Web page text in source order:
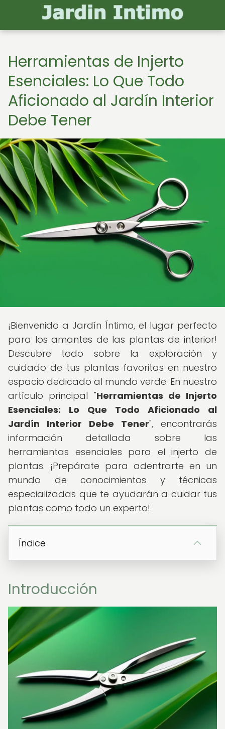
Herramientas de Injerto
Esenciales: Lo Que Todo
Aficionado al Jardín Interior
Debe Tener
¡Bienvenido a Jardín Íntimo, el lugar perfecto
para los amantes de las plantas de interior!
Descubre todo sobre la exploración y
cuidado de tus plantas favoritas en nuestro
espacio dedicado al mundo verde. En nuestro
artículo principal "Herramientas de Injerto
Esenciales: Lo Que Todo Aficionado al
Jardín Interior Debe Tener", encontrarás
información detallada sobre las
herramientas esenciales para el injerto de
plantas. ¡Prepárate para adentrarte en un
mundo de conocimientos y técnicas
especializadas que te ayudarán a cuidar tus
plantas como todo un experto!
Índice
Introducción